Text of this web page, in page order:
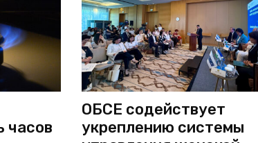
часов
ОБСЕ содействует
укреплению системы